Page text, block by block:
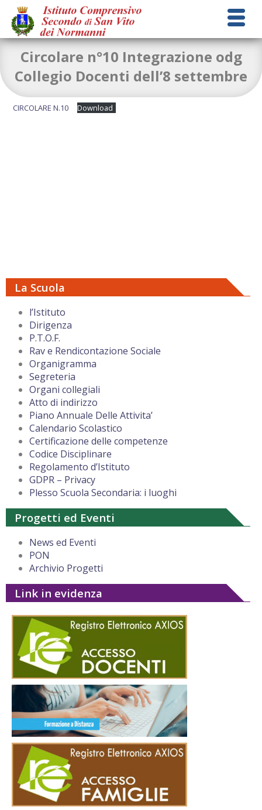
La Scuola
l’Istituto
Dirigenza
P.T.O.F.
Rav e Rendicontazione Sociale
Organigramma
Segreteria
Organi collegiali
Atto di indirizzo
Piano Annuale Delle Attivita’
Calendario Scolastico
Certificazione delle competenze
Codice Disciplinare
Regolamento d’Istituto
GDPR – Privacy
Plesso Scuola Secondaria: i luoghi
Progetti ed Eventi
News ed Eventi
PON
Archivio Progetti
Link in evidenza
Circolare n°10 Integrazione odg
Collegio Docenti dell’8 settembre
CIRCOLARE N.10 Download